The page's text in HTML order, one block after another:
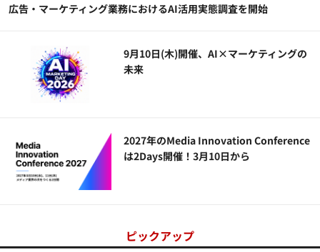
広告・マーケティング業務におけるAI活用実態調査を開始
9月10日(木)開催、AI×マーケティングの
未来
2027年のMedia Innovation Conference
は2Days開催！3月10日から
ピックアップ